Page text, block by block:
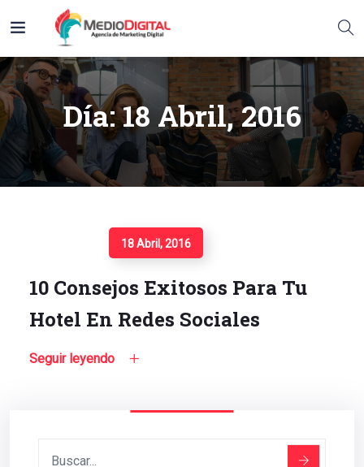
Día:18 Abril, 2016
18 Abril, 2016
10 Consejos Exitosos Para Tu
Hotel En Redes Sociales
Seguir leyendo